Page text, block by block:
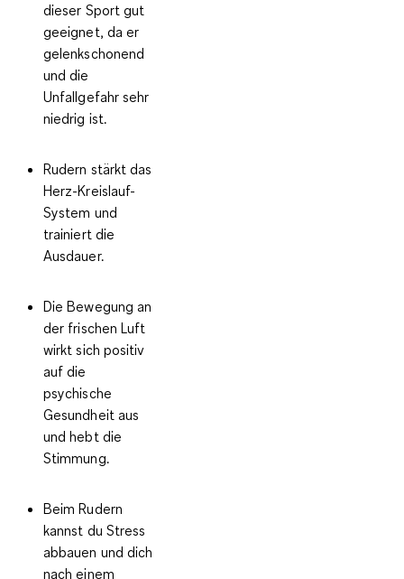
dieser Sport gut
geeignet, da er
gelenkschonend
und die
Unfallgefahr sehr
niedrig ist.
Rudern stärkt das
Herz-Kreislauf-
System und
trainiert die
Ausdauer.
Die Bewegung an
der frischen Luft
wirkt sich positiv
auf die
psychische
Gesundheit aus
und hebt die
Stimmung.
Beim Rudern
kannst du Stress
abbauen und dich
nach einem